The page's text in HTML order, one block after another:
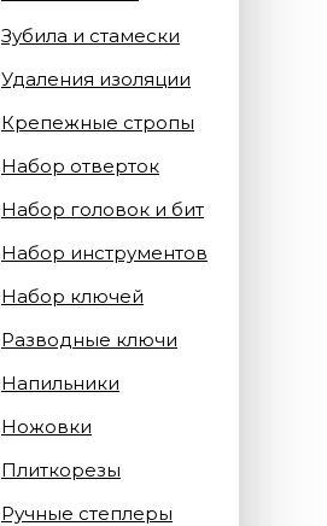
Зубила и стамески
Удаления изоляции
Крепежные стропы
Набор отверток
Набор головок и бит
Набор инструментов
Набор ключей
Разводные ключи
Напильники
Ножовки
Плиткорезы
Ручные степлеры